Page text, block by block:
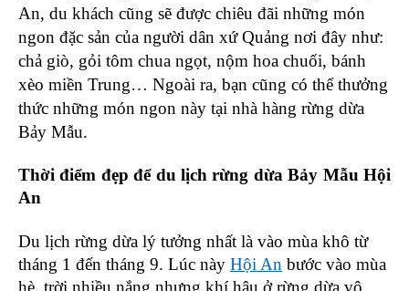
An, du khách cũng sẽ được chiêu đãi những món
ngon đặc sản của người dân xứ Quảng nơi đây như:
chả giò, gỏi tôm chua ngọt, nộm hoa chuối, bánh
xèo miền Trung… Ngoài ra, bạn cũng có thể thưởng
thức những món ngon này tại nhà hàng rừng dừa
Bảy Mẫu.
Thời điểm đẹp để du lịch rừng dừa Bảy Mẫu Hội
An
Du lịch rừng dừa lý tưởng nhất là vào mùa khô từ
tháng 1 đến tháng 9. Lúc này Hội An bước vào mùa
hè, trời nhiều nắng nhưng khí hậu ở rừng dừa vô